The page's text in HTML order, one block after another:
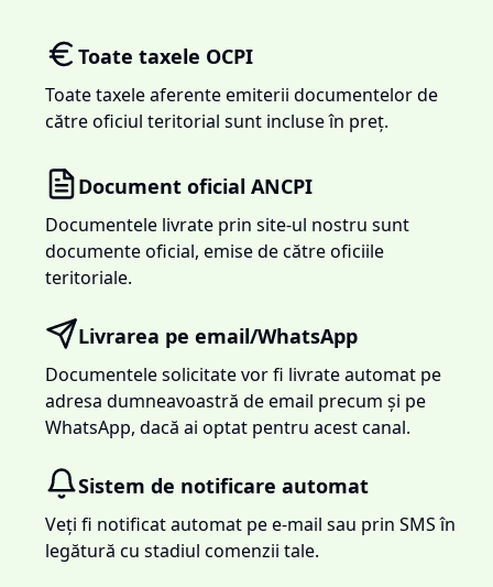
Toate taxele OCPI
Toate taxele aferente emiterii documentelor de
către oficiul teritorial sunt incluse în preț.
Document oficial ANCPI
Documentele livrate prin site-ul nostru sunt
documente oficial, emise de către oficiile
teritoriale.
Livrarea pe email/WhatsApp
Documentele solicitate vor fi livrate automat pe
adresa dumneavoastră de email precum și pe
WhatsApp, dacă ai optat pentru acest canal.
Sistem de notificare automat
Veți fi notificat automat pe e-mail sau prin SMS în
legătură cu stadiul comenzii tale.